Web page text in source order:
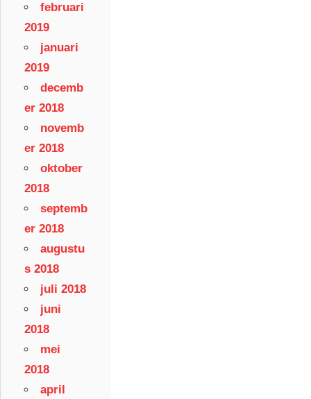
februari
2019
januari
2019
decemb
er 2018
novemb
er 2018
oktober
2018
septemb
er 2018
augustu
s 2018
juli 2018
juni
2018
mei
2018
april